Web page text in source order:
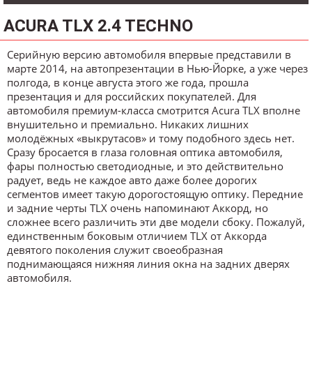
ACURA TLX 2.4 TECHNO
Серийную версию автомобиля впервые представили в
марте 2014, на автопрезентации в Нью-Йорке, а уже через
полгода, в конце августа этого же года, прошла
презентация и для российских покупателей. Для
автомобиля премиум-класса смотрится Acura TLX вполне
внушительно и премиально. Никаких лишних
молодёжных «выкрутасов» и тому подобного здесь нет.
Сразу бросается в глаза головная оптика автомобиля,
фары полностью светодиодные, и это действительно
радует, ведь не каждое авто даже более дорогих
сегментов имеет такую дорогостоящую оптику. Передние
и задние черты TLX очень напоминают Аккорд, но
сложнее всего различить эти две модели сбоку. Пожалуй,
единственным боковым отличием TLX от Аккорда
девятого поколения служит своеобразная
поднимающаяся нижняя линия окна на задних дверях
автомобиля.